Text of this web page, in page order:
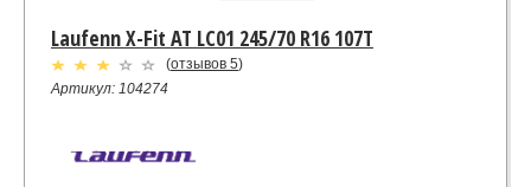
Laufenn X-Fit AT LC01 245/70 R16 107T
(отзывов 5)
Артикул: 104274